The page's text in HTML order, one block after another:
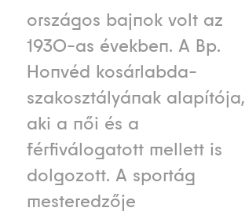
országos bajnok volt az
1930-as években. A Bp.
Honvéd kosárlabda-
szakosztályának alapítója,
aki a női és a
férfiválogatott mellett is
dolgozott. A sportág
mesteredzője